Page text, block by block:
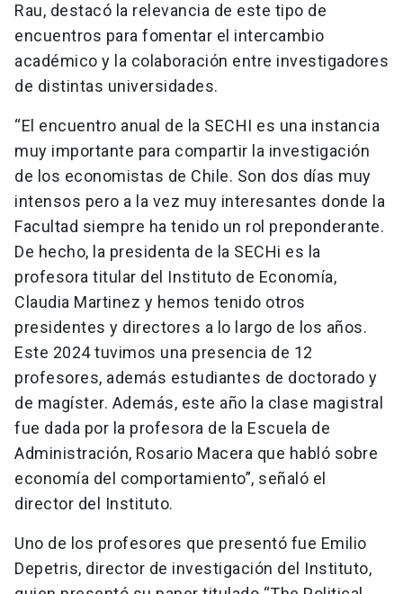
Rau, destacó la relevancia de este tipo de
encuentros para fomentar el intercambio
académico y la colaboración entre investigadores
de distintas universidades.
“El encuentro anual de la SECHI es una instancia
muy importante para compartir la investigación
de los economistas de Chile. Son dos días muy
intensos pero a la vez muy interesantes donde la
Facultad siempre ha tenido un rol preponderante.
De hecho, la presidenta de la SECHi es la
profesora titular del Instituto de Economía,
Claudia Martinez y hemos tenido otros
presidentes y directores a lo largo de los años.
Este 2024 tuvimos una presencia de 12
profesores, además estudiantes de doctorado y
de magíster. Además, este año la clase magistral
fue dada por la profesora de la Escuela de
Administración, Rosario Macera que habló sobre
economía del comportamiento”, señaló el
director del Instituto.
Uno de los profesores que presentó fue Emilio
Depetris, director de investigación del Instituto,